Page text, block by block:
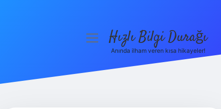
menüyüHızlı Bilgi Durağı
Anında ilham veren kısa hikayeler!